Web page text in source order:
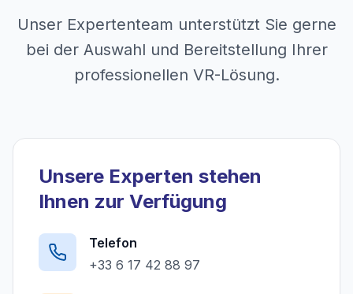
Unser Expertenteam unterstützt Sie gerne
bei der Auswahl und Bereitstellung Ihrer
professionellen VR-Lösung.
Unsere Experten stehen
Ihnen zur Verfügung
Telefon
+33 6 17 42 88 97